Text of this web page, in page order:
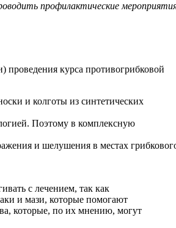
профилактические
проведения курса противогрибковой
и колготы из синтетических
Поэтому в комплексную
и шелушения в местах
с лечением, так как
и мази, которые помогают
которые, по их мнению, могут